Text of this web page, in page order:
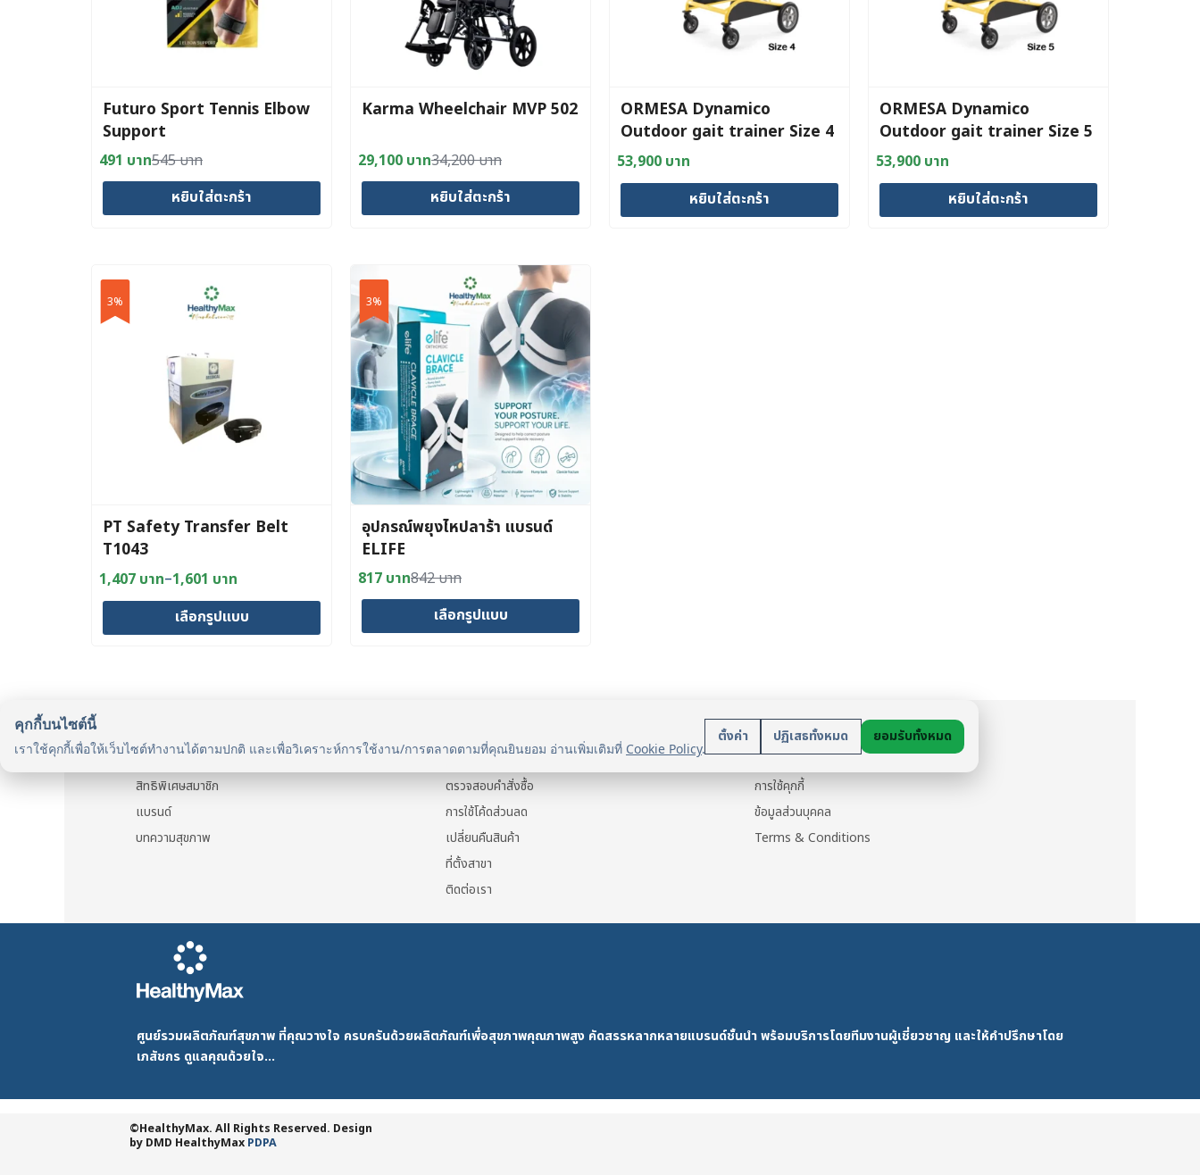
page
Futuro Sport Tennis Elbow
Support
545บาท
Original
price
was:
491 บาท
Current
price
is:
หยิบใส่ตะกร้า
Karma Wheelchair MVP 502
34,200บาท
Original
price
was:
29,100 บาท
Current
price
is:
หยิบใส่ตะกร้า
ORMESA Dynamico
Outdoor gait trainer Size 4
53,900 บาท
หยิบใส่ตะกร้า
ORMESA Dynamico
Outdoor gait trainer Size 5
53,900 บาท
หยิบใส่ตะกร้า
3%
PT Safety Transfer Belt
T1043
1,407 บาท–1,601 บาท
Price
range:
1,407 บาท
เลือกรูปแบบ
multiple
variants.
The
options
product
3%
อุปกรณ์พยุงไหปลาร้า แบรนด์
ELIFE
842บาท
Original
price
was:
817 บาท
Current
price
is:
เลือกรูปแบบ
variants.
product
คุกกี้บนไซต์นี้
เราใช้คุกกี้เพื่อให้เว็บไซต์ทำงานได้ตามปกติ และเพื่อวิเคราะห์การใช้งาน/การตลาดตามที่คุณยินยอม อ่านเพิ่มเติมที่ Cookie Policy.
ตั้งค่า ปฏิเสธทั้งหมด ยอมรับทั้งหมด
สิทธิพิเศษสมาชิก
แบรนด์
บทความสุขภาพ
แจ้งการชำระเงิน
ตรวจสอบคำสั่งซื้อ
การใช้โค้ดส่วนลด
เปลี่ยนคืนสินค้า
ที่ตั้งสาขา
ติดต่อเรา
นโยบาย
ข้อมูลส่วนตัว
การใช้คุกกี้
ข้อมูลส่วนบุคคล
Terms & Conditions
ศูนย์รวมผลิตภัณฑ์สุขภาพ ที่คุณวางใจ ครบครันด้วยผลิตภัณฑ์เพื่อสุขภาพคุณภาพสูง คัดสรรหลากหลายแบรนด์ชั้นนำ พร้อมบริการโดยทีมงานผู้เชี่ยวชาญ และให้คำปรึกษาโดย
เภสัชกร ดูแลคุณด้วยใจ...
©HealthyMax. All Rights Reserved. Design
by DMD HealthyMax PDPA